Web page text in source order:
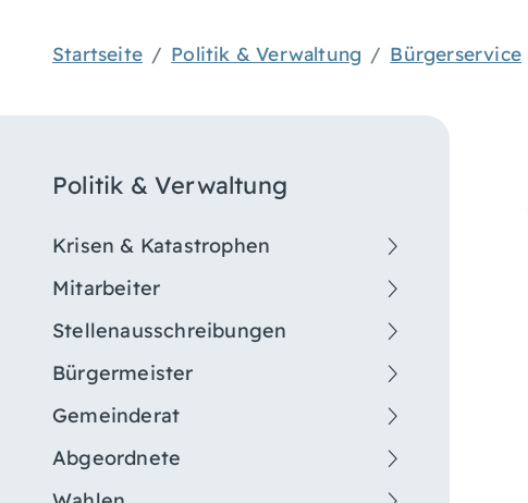
Startseite Politik & Verwaltung Bürgerservice
Politik & Verwaltung
Krisen & Katastrophen
Mitarbeiter
Stellenausschreibungen
Bürgermeister
Gemeinderat
Abgeordnete